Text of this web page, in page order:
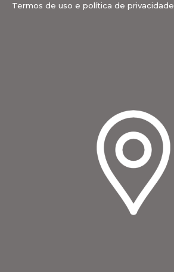
Termos de uso e política de privacidade